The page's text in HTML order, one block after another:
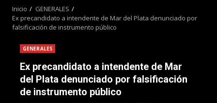
Inicio
GENERALES
Ex precandidato a intendente de Mar del Plata denunciado por
falsificación de instrumento público
GENERALES
Ex precandidato a intendente de Mar
del Plata denunciado por falsificación
de instrumento público